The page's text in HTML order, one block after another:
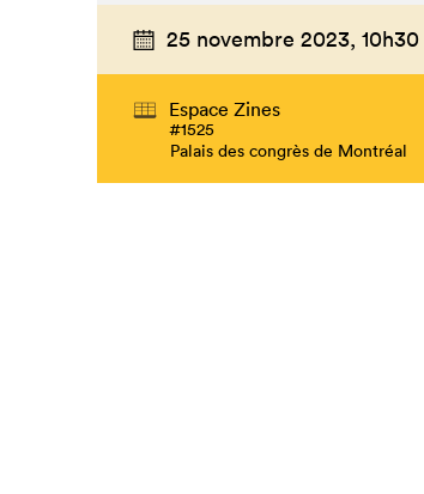
25 novembre 2023, 10h30
Espace Zines
#1525
Palais des congrès de Montréal